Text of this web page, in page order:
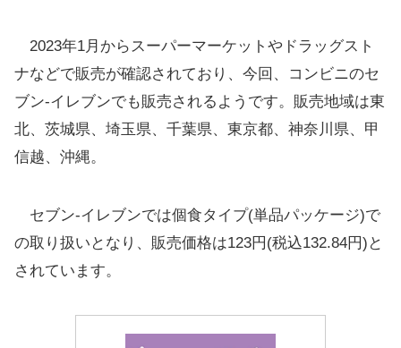
2023年1月からスーパーマーケットやドラッグスト
ナなどで販売が確認されており、今回、コンビニのセ
ブン-イレブンでも販売されるようです。販売地域は東
北、茨城県、埼玉県、千葉県、東京都、神奈川県、甲
信越、沖縄。
セブン-イレブンでは個食タイプ(単品パッケージ)で
の取り扱いとなり、販売価格は123円(税込132.84円)と
されています。